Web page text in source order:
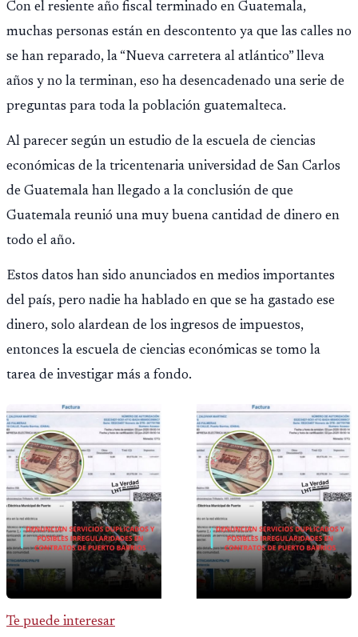
Con el resiente año fiscal terminado en Guatemala,
muchas personas están en descontento ya que las calles no
se han reparado, la “Nueva carretera al atlántico” lleva
años y no la terminan, eso ha desencadenado una serie de
preguntas para toda la población guatemalteca.
Al parecer según un estudio de la escuela de ciencias
económicas de la tricentenaria universidad de San Carlos
de Guatemala han llegado a la conclusión de que
Guatemala reunió una muy buena cantidad de dinero en
todo el año.
Estos datos han sido anunciados en medios importantes
del país, pero nadie ha hablado en que se ha gastado ese
dinero, solo alardean de los ingresos de impuestos,
entonces la escuela de ciencias económicas se tomo la
tarea de investigar más a fondo.
Te puede interesar